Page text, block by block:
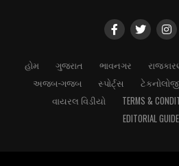
હોમ ગુજરાત ભાવનગર
અજબ-ગજબ
સ્પોર્ટ્સ
વાયરલ વિડીયો
TERMS &
EDITORIAL